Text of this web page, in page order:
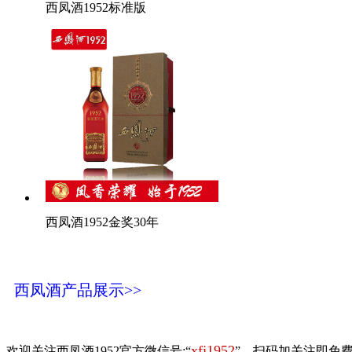
西凤酒1952标准版
西凤酒1952金奖30年
西凤酒产品展示>>